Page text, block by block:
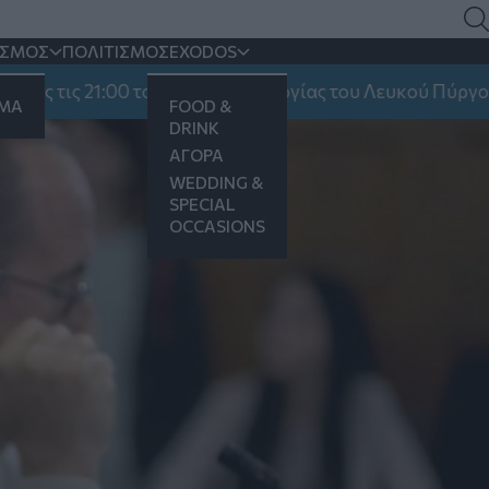
ΠΟΛΙΤΙΣΜΟΣEXODOS
FOOD &
DRINK
ΑΓΟΡΑ
WEDDING &
SPECIAL
OCCASIONS
21:00 το ωράριο λειτουργίας του Λευκού Πύργου
υλικών